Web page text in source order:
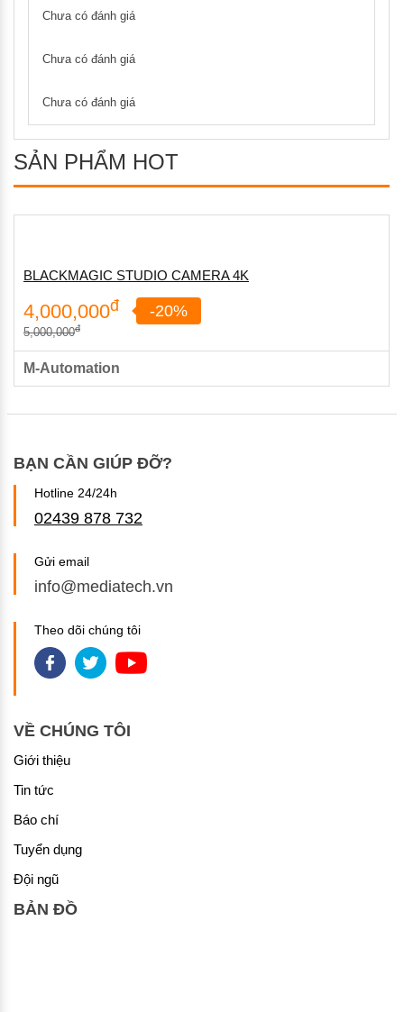
Chưa có đánh giá
Chưa có đánh giá
Chưa có đánh giá
SẢN PHẨM HOT
BLACKMAGIC STUDIO CAMERA 4K
4,000,000đ
5,000,000đ
-20%
M-Automation
BẠN CẦN GIÚP ĐỠ?
Hotline 24/24h
02439 878 732
Gửi email
info@mediatech.vn
Theo dõi chúng tôi
VỀ CHÚNG TÔI
Giới thiệu
Tin tức
Báo chí
Tuyển dụng
Đội ngũ
BẢN ĐỒ